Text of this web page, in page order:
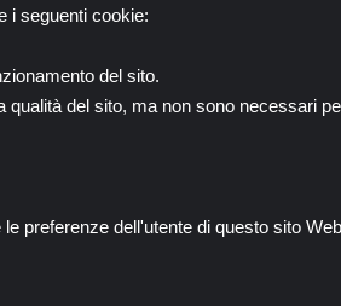
i seguenti cookie:
del sito.
qualità del sito, ma non sono necessari
preferenze dell'utente di questo sito